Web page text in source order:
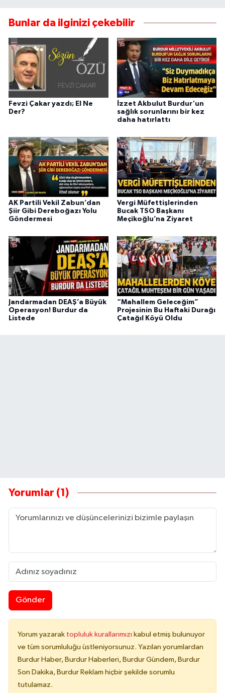
Bunlar da ilginizi çekebilir
Fevzi Çakar yazdı; El Ne
Der?
İzzet Akbulut Burdur'un
sağlık sorunlarını bir kez
daha hatırlattı
AK Partili Vekil Zabun’dan
Şiir Gibi Dereboğazı Yolu
Göndermesi
Vergi Müfettişlerinden
Bucak TSO Başkanı
Meçikoğlu’na Ziyaret
Jandarmadan DEAŞ’a Büyük
Operasyon! Burdur da
Listede
“Mahallem Geleceğim”
Projesinin Bu Haftaki Durağı
Çatağıl Köyü Oldu
Yorumlar (1)
Gönder
Yorum yazarak topluluk kurallarımızı kabul etmiş bulunuyor
ve tüm sorumluluğu üstleniyorsunuz. Yazılan yorumlardan
Burdur Haber, Burdur Haberleri, Burdur Gündem, Burdur
Son Dakika, Burdur Reklam hiçbir şekilde sorumlu
tutulamaz.